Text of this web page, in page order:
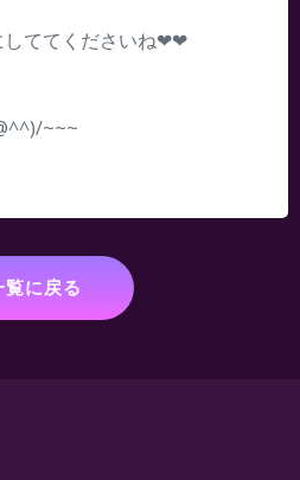
しててくださいね❤❤
~~~
覧に戻る